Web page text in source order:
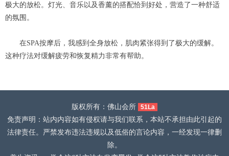
极大的放松。灯光、音乐以及香薰的搭配恰到好处，营造了一种舒适
的氛围。
在SPA按摩后，我感到全身放松，肌肉紧张得到了极大的缓解。
这种疗法对缓解疲劳和恢复精力非常有帮助。
版权所有：佛山会所 51La
免责声明：站内内容如有侵权请与我们联系，本站不承担由此引起的
法律责任。严禁发布违法违规以及低俗的言论内容，一经发现一律删
除。